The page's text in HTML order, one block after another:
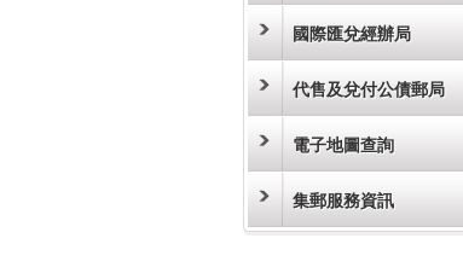
國際匯兌經辦局
代售及兌付公債郵局
電子地圖查詢
集郵服務資訊